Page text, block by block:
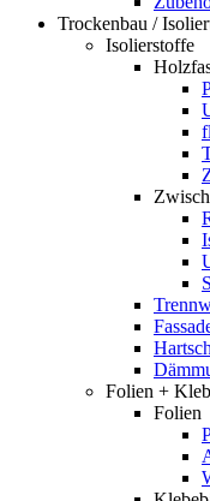
Trockenbau /
Isolierstoffe
Folien +
Folien